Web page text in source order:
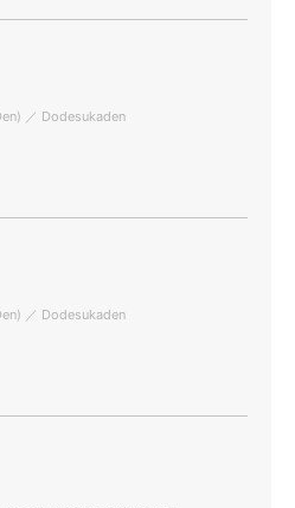
／ Dodesukaden
／ Dodesukaden